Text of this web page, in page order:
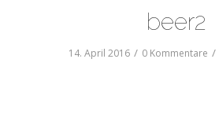
beer2
14. April 2016 / 0 Kommentare /